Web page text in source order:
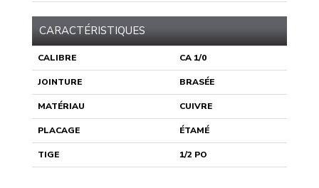
CARACTÉRISTIQUES
CALIBRE CA 1/0
JOINTURE BRASÉE
MATÉRIAU CUIVRE
PLACAGE ÉTAMÉ
TIGE 1/2 PO